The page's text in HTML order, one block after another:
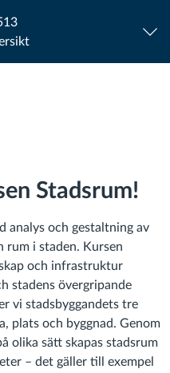
Stadsrum!
analys och gestaltning av
rum i staden. Kursen
och infrastruktur
stadens övergripande
vi stadsbyggandets tre
plats och byggnad. Genom
olika sätt skapas stadsrum
– det gäller till exempel